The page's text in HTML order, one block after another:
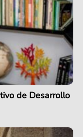
de Desarrollo